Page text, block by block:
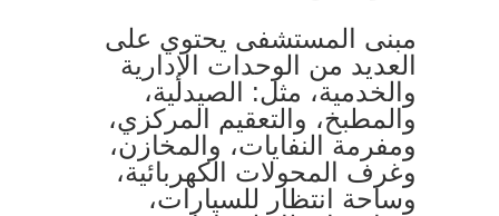
مبنى المستشفى يحتوي على
العديد من الوحدات الإدارية
والخدمية، مثل: الصيدلية،
والمطبخ، والتعقيم المركزي،
ومفرمة النفايات، والمخازن،
وغرف المحولات الكهربائية،
وساحة انتظار للسيارات،